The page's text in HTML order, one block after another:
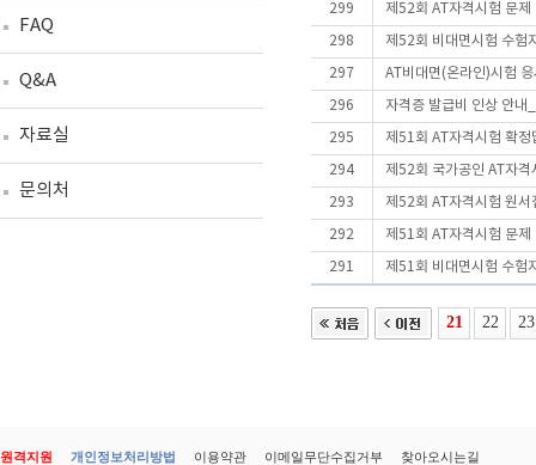
FAQ
Q&A
자료실
문의처
299 제52회 AT자격시험 문
298 제52회 비대면시험 수험
297 AT비대면(온라인)시험
296 자격증 발급비 인상 안
295 제51회 AT자격시험 확정
294 제52회 국가공인 AT자격
293 제52회 AT자격시험 원서
292 제51회 AT자격시험 문
291 제51회 비대면시험 수험
21 22 23
원격지원 개인정보처리방법 이용약관 이메일무단수집거부 찾아오시는길